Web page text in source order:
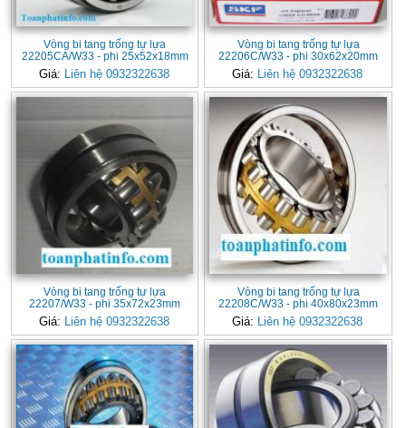
Vòng bi tang trống tự lựa
22205CA/W33 - phi 25x52x18mm
Giá: Liên hệ 0932322638
Vòng bi tang trống tự lựa
22206C/W33 - phi 30x62x20mm
Giá: Liên hệ 0932322638
Vòng bi tang trống tự lựa
22207/W33 - phi 35x72x23mm
Giá: Liên hệ 0932322638
Vòng bi tang trống tự lựa
22208C/W33 - phi 40x80x23mm
Giá: Liên hệ 0932322638